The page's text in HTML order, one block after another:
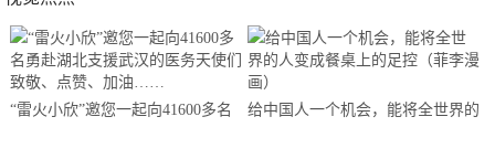
“雷火小欣”邀您一起向41600多名
给中国人一个机会，能将全世界的